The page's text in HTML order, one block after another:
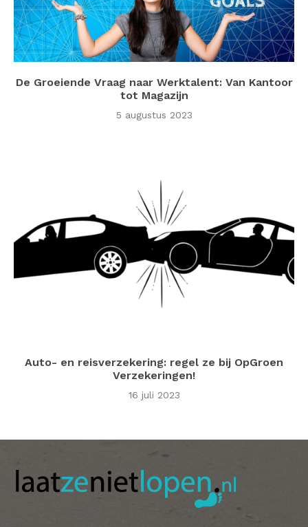
De Groeiende Vraag naar Werktalent: Van Kantoor
tot Magazijn
5 augustus 2023
Auto- en reisverzekering: regel ze bij OpGroen
Verzekeringen!
16 juli 2023